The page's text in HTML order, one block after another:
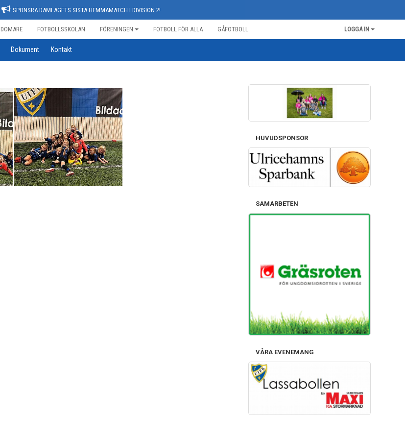
SPONSRA DAMLAGETS SISTA HEMMAMATCH I DIVISION 2!
DOMARE FOTBOLLSSKOLAN FÖRENINGEN FOTBOLL FÖR ALLA GÅFOTBOLL LOGGA IN
Dokument Kontakt
HUVUDSPONSOR
SAMARBETEN
VÅRA EVENEMANG